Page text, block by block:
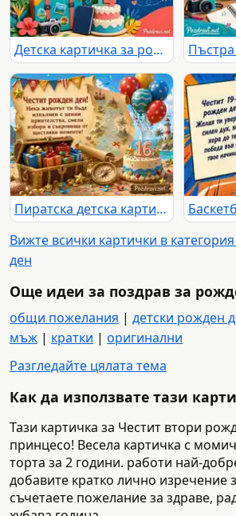
Детска картичка за рожден ден с глобус, балони, куфар и торта 14
Пиратска детска картичка за 16-и рожден ден със съкровища и балони
Вижте всички картички в
ден
Още идеи за поздрав за
общи пожелания | детски рожден
мъж | кратки | оригинални
Разгледайте цялата тема
Как да използвате тази
Тази картичка за Честит втори
принцесо! Весела картичка с
торта за 2 години. работи най-
добавите кратко лично изречение
съчетаете пожелание за здраве,